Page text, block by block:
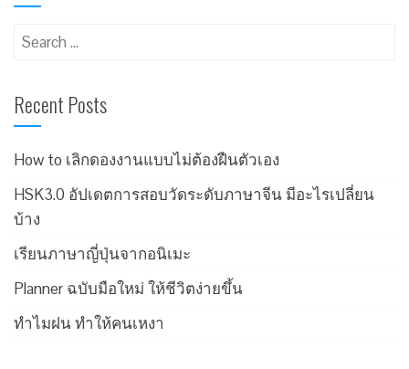
Recent Posts
How to เลิกดองงานแบบไม่ต้องฝืนตัวเอง
HSK3.0 อัปเดตการสอบวัดระดับภาษาจีน มีอะไรเปลี่ยน
บ้าง
เรียนภาษาญี่ปุ่นจากอนิเมะ
Planner ฉบับมือใหม่ ให้ชีวิตง่ายขึ้น
ทำไมฝน ทำให้คนเหงา